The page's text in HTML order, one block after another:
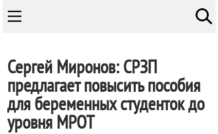
Сергей Миронов: СРЗП
предлагает повысить пособия
для беременных студенток до
уровня МРОТ